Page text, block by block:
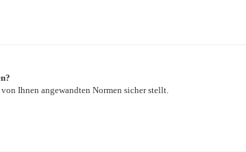
Ihnen angewandten Normen sicher stellt.